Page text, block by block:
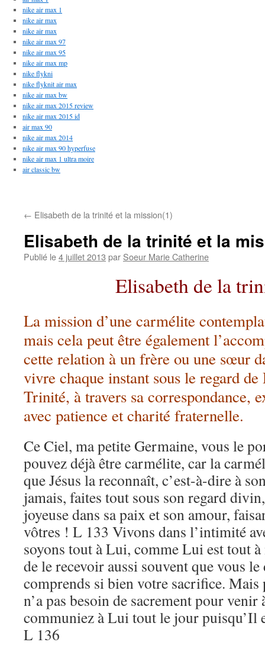
nike air max 1
nike air max
nike air max
nike air max 97
nike air max 95
nike air max mp
nike flykni
nike flyknit air max
nike air max bw
nike air max 2015 review
nike air max 2015 id
air max 90
nike air max 2014
nike air max 90 hyperfuse
nike air max 1 ultra moire
air classic bw
← Elisabeth de la trinité et la mission(1)
Elisabeth de la trinité et la
Publié le4 juillet 2013 par Soeur Marie Catherine
Elisabeth de la
La mission d’une carmélite
mais cela peut être également
cette relation à un frère ou une sœur
vivre chaque instant sous le regard
Trinité, à travers sa correspondance,
avec patience et charité fraternelle.
Ce Ciel, ma petite Germaine, vous le
pouvez déjà être carmélite, car la
que Jésus la reconnaît, c’est-à-dire à
jamais, faites tout sous son regard
joyeuse dans sa paix et son amour,
vôtres ! L 133 Vivons dans l’intimité
soyons tout à Lui, comme Lui est tout
de le recevoir aussi souvent que vous le
comprends si bien votre sacrifice. Mais
n’a pas besoin de sacrement pour
communiez à Lui tout le jour puisqu’Il
L 136